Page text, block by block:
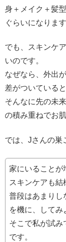
身＋メイク＋髪
ぐらいになります
でも、スキンケ
いのです。
なぜなら、外出
差がついている
そんなに先の未
の積み重ねでお
では、Jさんの
家にいること
スキンケアも結
普段はあまりし
を機に、してみ
そこで私が試み
です。